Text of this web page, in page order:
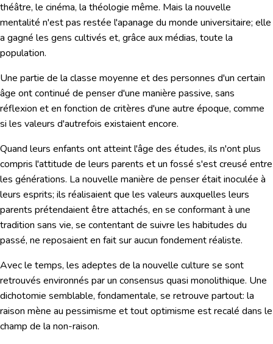
théâtre, le cinéma, la théologie même. Mais la nouvelle
mentalité n'est pas restée l'apanage du monde universitaire; elle
a gagné les gens cultivés et, grâce aux médias, toute la
population.
Une partie de la classe moyenne et des personnes d'un certain
âge ont continué de penser d'une manière passive, sans
réflexion et en fonction de critères d'une autre époque, comme
si les valeurs d'autrefois existaient encore.
Quand leurs enfants ont atteint l'âge des études, ils n'ont plus
compris l'attitude de leurs parents et un fossé s'est creusé entre
les générations. La nouvelle manière de penser était inoculée à
leurs esprits; ils réalisaient que les valeurs auxquelles leurs
parents prétendaient être attachés, en se conformant à une
tradition sans vie, se contentant de suivre les habitudes du
passé, ne reposaient en fait sur aucun fondement réaliste.
Avec le temps, les adeptes de la nouvelle culture se sont
retrouvés environnés par un consensus quasi monolithique. Une
dichotomie semblable, fondamentale, se retrouve partout: la
raison mène au pessimisme et tout optimisme est recalé dans le
champ de la non-raison.